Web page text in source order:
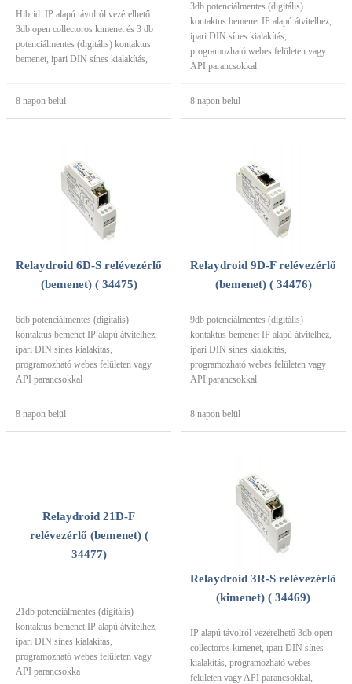
Hibrid: IP alapú távolról vezérelhető
3db open collectoros kimenet és 3 db
potenciálmentes (digitális) kontaktus
bemenet, ipari DIN sínes kialakítás,
8 napon belül
3db potenciálmentes (digitális)
kontaktus bemenet IP alapú átvitelhez,
ipari DIN sínes kialakítás,
programozható webes felületen vagy
API parancsokkal
8 napon belül
Relaydroid 6D-S relévezérlő
(bemenet) ( 34475)
6db potenciálmentes (digitális)
kontaktus bemenet IP alapú átvitelhez,
ipari DIN sínes kialakítás,
programozható webes felületen vagy
API parancsokkal
8 napon belül
Relaydroid 9D-F relévezérlő
(bemenet) ( 34476)
9db potenciálmentes (digitális)
kontaktus bemenet IP alapú átvitelhez,
ipari DIN sínes kialakítás,
programozható webes felületen vagy
API parancsokkal
8 napon belül
Relaydroid 21D-F
relévezérlő (bemenet) (
34477)
21db potenciálmentes (digitális)
kontaktus bemenet IP alapú átvitelhez,
ipari DIN sínes kialakítás,
programozható webes felületen vagy
API parancsokka
Relaydroid 3R-S relévezérlő
(kimenet) ( 34469)
IP alapú távolról vezérelhető 3db open
collectoros kimenet, ipari DIN sínes
kialakítás, programozható webes
felületen vagy API parancsokkal,